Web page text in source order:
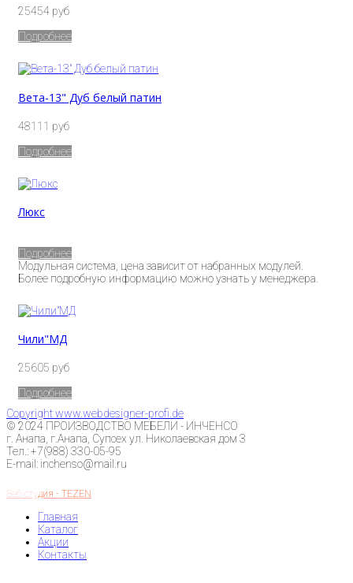
25454 руб
Подробнее
Вета-13" Дуб белый патин
48111 руб
Подробнее
Люкс
Подробнее
Модульная система, цена зависит от набранных модулей.
Более подробную информацию можно узнать у менеджера.
Чили"МД
25605 руб
Подробнее
Copyright www.webdesigner-profi.de
© 2024 ПРОИЗВОДСТВО МЕБЕЛИ - ИНЧЕНСО
г. Анапа, г.Анапа, Супсех ул. Николаевская дом 3
Тел.: +7(988) 330-05-95
E-mail: inchenso@mail.ru
Веб-студия - TEZEN
Главная
Каталог
Акции
Контакты